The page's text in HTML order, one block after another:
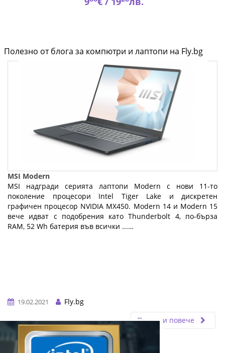
Полезно от блога за компютри и лаптопи на Fly.bg
MSI Modern
MSI надгради серията лаптопи Modern с нови 11-то
поколение процесори Intel Tiger Lake и дискретен
графичен процесор NVIDIA MX450. Modern 14 и Modern 15
вече идват с подобрения като Thunderbolt 4, по-бърза
RAM, 52 Wh батерия във всички ...…
19.02.2021
Fly.bg
Прочети повече